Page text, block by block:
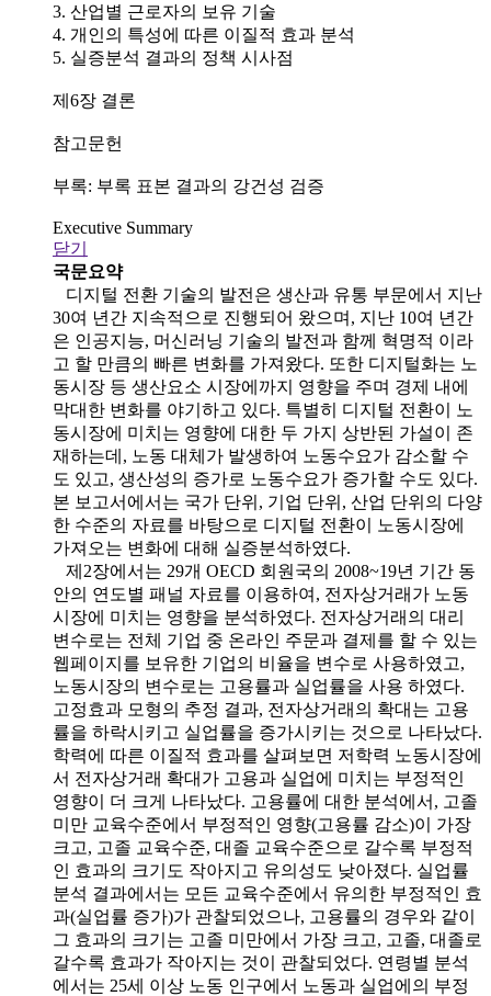
3. 산업별 근로자의 보유 기술
4. 개인의 특성에 따른 이질적 효과 분석
5. 실증분석 결과의 정책 시사점
제6장 결론
참고문헌
부록: 부록 표본 결과의 강건성 검증
Executive Summary
닫기
국문요약
디지털 전환 기술의 발전은 생산과 유통 부문에서 지난
30여 년간 지속적으로 진행되어 왔으며, 지난 10여 년간
은 인공지능, 머신러닝 기술의 발전과 함께 혁명적 이라
고 할 만큼의 빠른 변화를 가져왔다. 또한 디지털화는 노
동시장 등 생산요소 시장에까지 영향을 주며 경제 내에
막대한 변화를 야기하고 있다. 특별히 디지털 전환이 노
동시장에 미치는 영향에 대한 두 가지 상반된 가설이 존
재하는데, 노동 대체가 발생하여 노동수요가 감소할 수
도 있고, 생산성의 증가로 노동수요가 증가할 수도 있다.
본 보고서에서는 국가 단위, 기업 단위, 산업 단위의 다양
한 수준의 자료를 바탕으로 디지털 전환이 노동시장에
가져오는 변화에 대해 실증분석하였다.
제2장에서는 29개 OECD 회원국의 2008~19년 기간 동
안의 연도별 패널 자료를 이용하여, 전자상거래가 노동
시장에 미치는 영향을 분석하였다. 전자상거래의 대리
변수로는 전체 기업 중 온라인 주문과 결제를 할 수 있는
웹페이지를 보유한 기업의 비율을 변수로 사용하였고,
노동시장의 변수로는 고용률과 실업률을 사용 하였다.
고정효과 모형의 추정 결과, 전자상거래의 확대는 고용
률을 하락시키고 실업률을 증가시키는 것으로 나타났다.
학력에 따른 이질적 효과를 살펴보면 저학력 노동시장에
서 전자상거래 확대가 고용과 실업에 미치는 부정적인
영향이 더 크게 나타났다. 고용률에 대한 분석에서, 고졸
미만 교육수준에서 부정적인 영향(고용률 감소)이 가장
크고, 고졸 교육수준, 대졸 교육수준으로 갈수록 부정적
인 효과의 크기도 작아지고 유의성도 낮아졌다. 실업률
분석 결과에서는 모든 교육수준에서 유의한 부정적인 효
과(실업률 증가)가 관찰되었으나, 고용률의 경우와 같이
그 효과의 크기는 고졸 미만에서 가장 크고, 고졸, 대졸로
갈수록 효과가 작아지는 것이 관찰되었다. 연령별 분석
에서는 25세 이상 노동 인구에서 노동과 실업에의 부정